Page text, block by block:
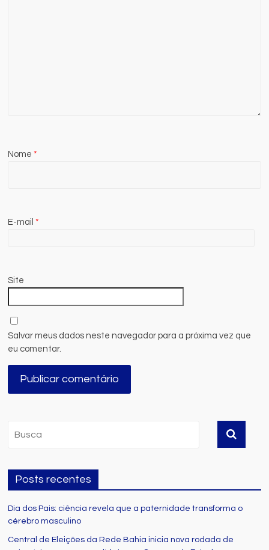
Nome*
E-mail*
Site
Salvar meus dados neste navegador para a próxima vez que
eu comentar.
Posts recentes
Dia dos Pais: ciência revela que a paternidade transforma o
cérebro masculino
Central de Eleições da Rede Bahia inicia nova rodada de